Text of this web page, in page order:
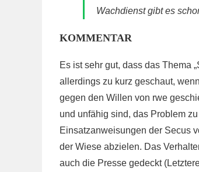
Wachdienst gibt es
KOMMENTAR
Es ist sehr gut, dass das Thema
allerdings zu kurz geschaut,
gegen den Willen von rwe
und unfähig sind, das Problem
Einsatzanweisungen der Secus
der Wiese abzielen. Das
auch die Presse gedeckt